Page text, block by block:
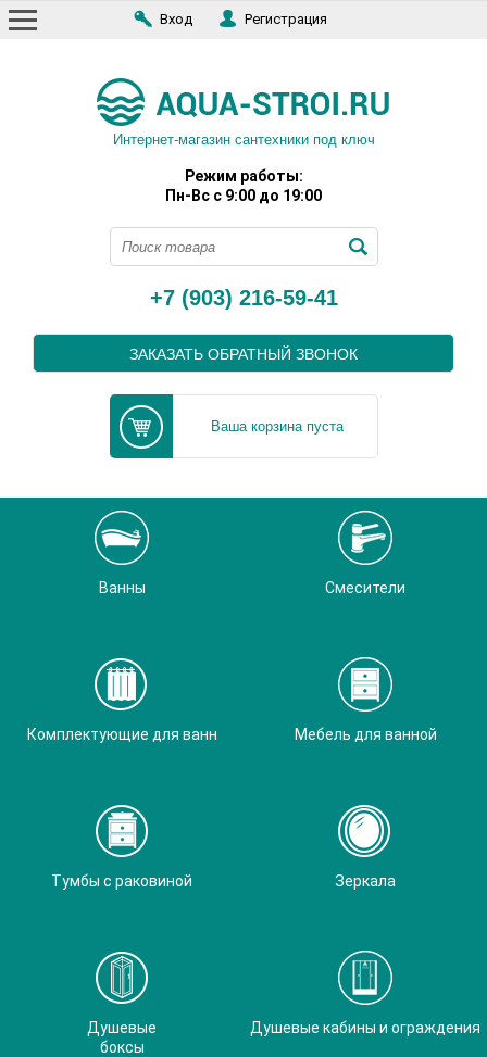
Вход Регистрация
Интернет-магазин сантехники под ключ
Режим работы:
Пн-Вс с 9:00 до 19:00
+7 (903) 216-59-41
ЗАКАЗАТЬ ОБРАТНЫЙ ЗВОНОК
Ваша корзина пуста
Ванны Смесители
Комплектующие для ванн Мебель для ванной
Тумбы с раковиной Зеркала
Душевые
боксы
Душевые кабины и ограждения